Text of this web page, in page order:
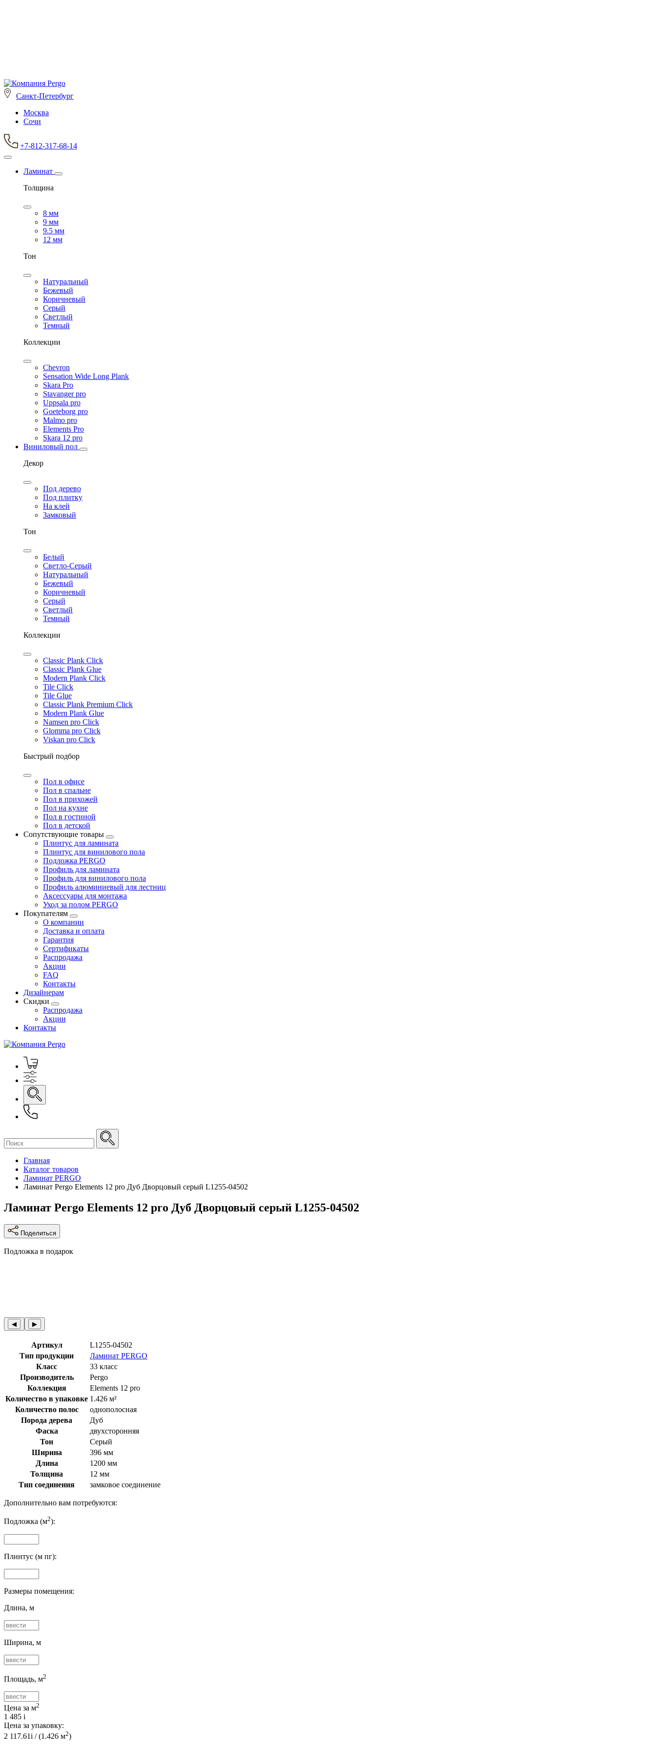
Санкт-Петербург
Москва
Сочи
+7-812-317-68-14
Ламинат
Толщина
8 мм
9 мм
9.5 мм
12 мм
Тон
Натуральный
Бежевый
Коричневый
Серый
Светлый
Темный
Коллекции
Chevron
Sensation Wide Long Plank
Skara Pro
Stavanger pro
Uppsala pro
Goeteborg pro
Malmo pro
Elements Pro
Skara 12 pro
Виниловый пол
Декор
Под дерево
Под плитку
На клей
Замковый
Тон
Белый
Светло-Серый
Натуральный
Бежевый
Коричневый
Серый
Светлый
Темный
Коллекции
Classic Plank Click
Classic Plank Glue
Modern Plank Click
Tile Click
Tile Glue
Classic Plank Premium Click
Modern Plank Glue
Namsen pro Click
Glomma pro Click
Viskan pro Click
Быстрый подбор
Пол в офисе
Пол в спальне
Пол в прихожей
Пол на кухне
Пол в гостиной
Пол в детской
Сопутствующие товары
Плинтус для ламината
Плинтус для винилового пола
Подложка PERGO
Профиль для ламината
Профиль для винилового пола
Профиль алюминиевый для лестниц
Аксессуары для монтажа
Уход за полом PERGO
Покупателям
О компании
Доставка и оплата
Гарантия
Сертификаты
Распродажа
Акции
FAQ
Контакты
Дизайнерам
Скидки
Распродажа
Акции
Контакты
Главная
Каталог товаров
Ламинат PERGO
Ламинат Pergo Elements 12 pro Дуб Дворцовый серый L1255-04502
Ламинат Pergo Elements 12 pro Дуб Дворцовый серый L1255-04502
Поделиться
Подложка в подарок
◀︎ ▶︎
Артикул
L1255-04502
Тип продукции
Ламинат PERGO
Класс
33 класс
Производитель
Pergo
Коллекция
Elements 12 pro
Количество в упаковке 1.426 м²
Количество полос
однополосная
Порода дерева
Дуб
Фаска
двухсторонняя
Тон
Серый
Ширина
396 мм
Длина
1200 мм
Толщина
12 мм
Тип соединения
замковое соединение
Дополнительно вам потребуются:
Подложка (м2):
Плинтус (м пг):
Размеры помещения:
Длина, м
Ширина, м
Площадь, м2
Цена за м2
1 485 i
Цена за упаковку:
2 117.61i / (1.426 м2)